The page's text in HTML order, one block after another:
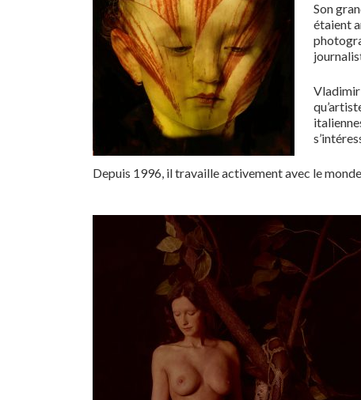
Son
étaient
Vladimir
Depuis 1996, il travaille activement avec le